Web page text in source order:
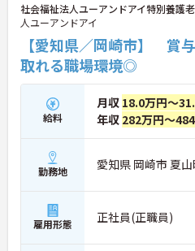
ポートが可能です。施設も専用設
ご自身の理想とする福祉を実践でき
います。
社会福祉法人ユーアンドアイ特別養護
人ユーアンドアイ
【愛知県／岡崎市】 賞
取れる職場環境◎
給料
月収 18.0万円～
年収 282万円～
勤務地 愛知県 岡崎市 夏
雇用形態 正社員(正職員)